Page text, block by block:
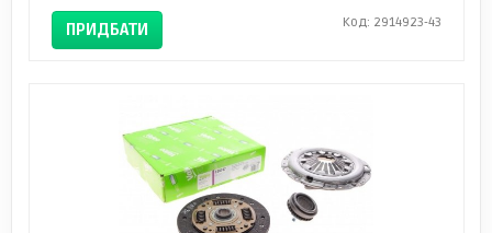
ПРИДБАТИ Код: 2914923-43